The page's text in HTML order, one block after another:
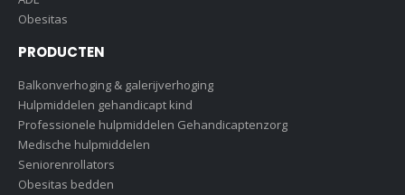
Obesitas
PRODUCTEN
Balkonverhoging & galerijverhoging
Hulpmiddelen gehandicapt kind
Professionele hulpmiddelen Gehandicaptenzorg
Medische hulpmiddelen
Seniorenrollators
Obesitas bedden